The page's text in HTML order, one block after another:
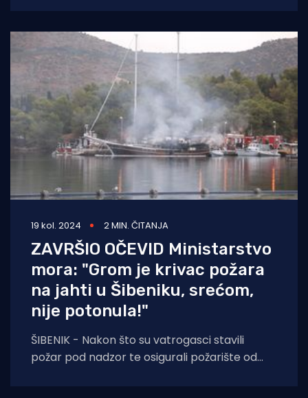
19 kol. 2024 2 MIN. ČITANJA
ZAVRŠIO OČEVID Ministarstvo
mora: "Grom je krivac požara
na jahti u Šibeniku, srećom,
nije potonula!"
ŠIBENIK - Nakon što su vatrogasci stavili
požar pod nadzor te osigurali požarište od